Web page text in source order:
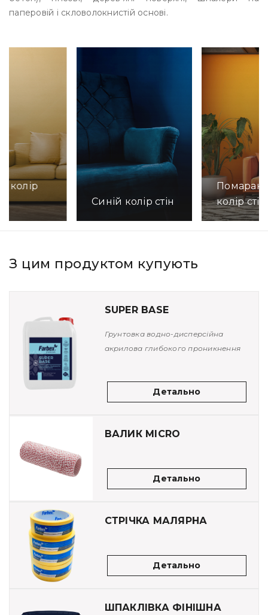
паперовій і скловолокнистій основі.
колір
Синій колір стін
колір стін
З цим продуктом купують
SUPER BASE
Грунтовка водно-дисперсійна
акрилова глибокого проникнення
Детально
ВАЛИК MICRO
Детально
СТРІЧКА МАЛЯРНА
Детально
ШПАКЛІВКА ФІНІШНА